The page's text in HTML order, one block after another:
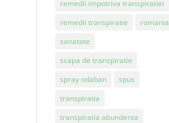
remedii impotriva transpiratiei
remedii transpiratie
romania
sanatate
scapa de transpiratie
spray odaban
spus
transpiratia
transpiratia abundenta